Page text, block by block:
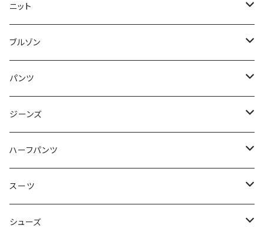
50/XL～
48/L
50/XL～
46/M
48/L
50/XL～
～44/S
46/M
48/L
50/XL～
ニット
～44/S
46/M
48/L
50/XL～
ブルゾン
～44/S
46/M
48/L
50/XL～
パンツ
～44/S
46/M
48/L
50/XL～
ジーンズ
～44/S
46/M
48/L
ハーフパンツ
～44/S
46/M
スーツ
～44/S
シューズ